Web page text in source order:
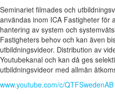
Seminariet filmades och
användas inom ICA Fastigheter för
hantering av system och
Fastigheters behov och kan även
utbildningsvideor. Distribution av
Youtubekanal och kan då ges
utbildningsvideor med allmän
www.youtube.com/c/QTFSwedenAB